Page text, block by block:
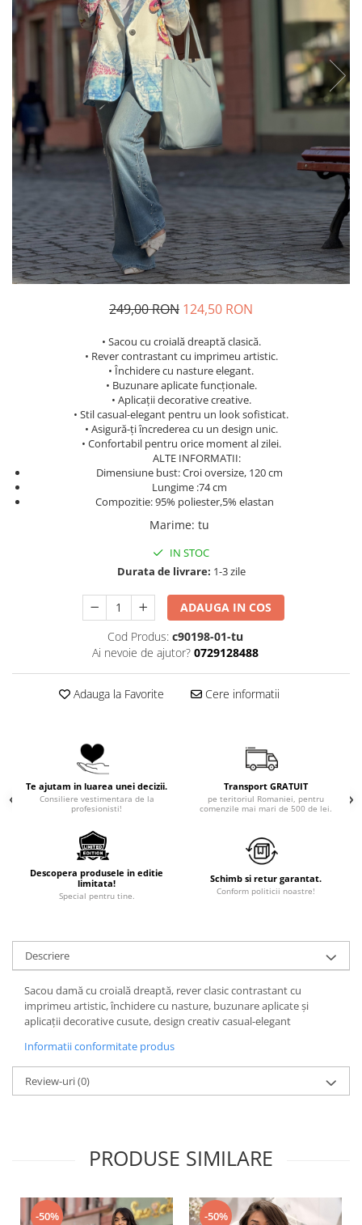
Costume de baie
249,00 RON 124,50 RON
• Sacou cu croială dreaptă clasică.
• Rever contrastant cu imprimeu artistic.
• Închidere cu nasture elegant.
• Buzunare aplicate funcționale.
• Aplicații decorative creative.
• Stil casual-elegant pentru un look sofisticat.
• Asigură-ți încrederea cu un design unic.
• Confortabil pentru orice moment al zilei.
ALTE INFORMATII:
Dimensiune bust: Croi oversize, 120 cm
Lungime :74 cm
Compozitie: 95% poliester,5% elastan
Marime: tu
IN STOC
Durata de livrare: 1-3 zile
ADAUGA IN COS
Cod Produs: c90198-01-tu
Ai nevoie de ajutor? 0729128488
Adauga la Favorite Cere informatii
Te ajutam in luarea unei decizii.
Consiliere vestimentara de la
profesionisti!
Transport GRATUIT
pe teritoriul Romaniei, pentru
comenzile mai mari de 500 de lei.
Descopera produsele in editie
limitata!
Special pentru tine.
Schimb si retur garantat.
Conform politicii noastre!
Descriere
Sacou damă cu croială dreaptă, rever clasic contrastant cu
imprimeu artistic, închidere cu nasture, buzunare aplicate și
aplicații decorative cusute, design creativ casual-elegant
Informatii conformitate produs
Review-uri(0)
PRODUSE SIMILARE
-50% -50%